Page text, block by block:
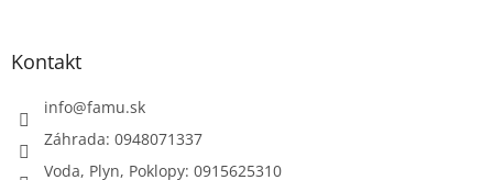
Kontakt
info@famu.sk
Záhrada: 0948071337
Voda, Plyn, Poklopy: 0915625310